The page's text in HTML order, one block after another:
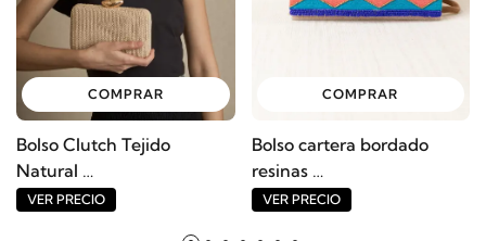
COMPRAR
Bolso Clutch Tejido
Natural
Ref: 15415BO
VER PRECIO
COMPRAR
Bolso cartera bordado
resinas
Ref: 10133BO
VER PRECIO